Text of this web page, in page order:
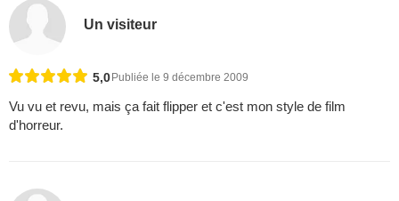
Un visiteur
5,0 Publiée le 9 décembre 2009
Vu vu et revu, mais ça fait flipper et c'est mon style de film
d'horreur.